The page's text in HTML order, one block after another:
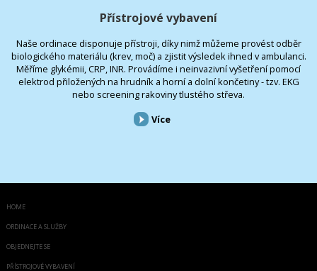
Přístrojové vybavení
Naše ordinace disponuje přístroji, díky nimž můžeme provést odběr
biologického materiálu (krev, moč) a zjistit výsledek ihned v ambulanci.
Měříme glykémii, CRP, INR. Provádíme i neinvazivní vyšetření pomocí
elektrod přiložených na hrudník a horní a dolní končetiny - tzv. EKG
nebo screening rakoviny tlustého střeva.
Více
HOME
ORDINACE A SLUŽBY
OBJEDNEJTE SE
PŘÍSTROJOVÉ VYBAVENÍ